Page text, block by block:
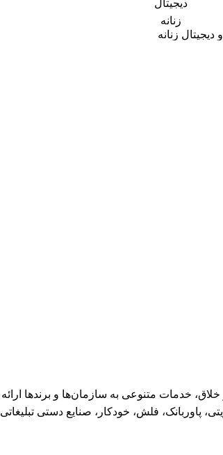
زنانه
خدمات متنوعی به سازمان‌ها و برندها
پاوربانک، فلش، خودکار، صنایع دستی